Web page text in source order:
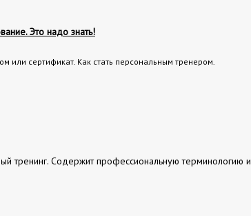
Это надо знать!
или сертификат. Как стать персональным тренером.
тренинг. Содержит профессиональную терминологию и